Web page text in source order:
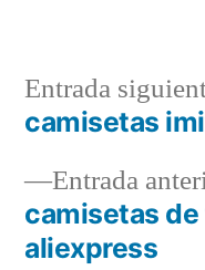
de
entradas
Entrada
camisetas
aliexpress
Entrada
camisetas